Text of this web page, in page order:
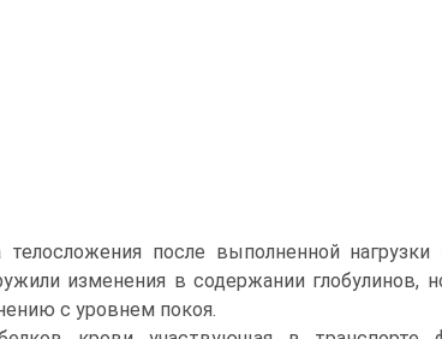
после выполненной
изменения в содержа­нии глобулинов,
с уровнем покоя.